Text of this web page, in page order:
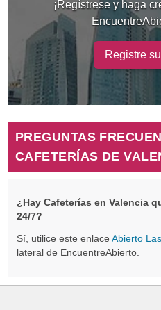
¡Regístrese y haga
Registre
PREGUNTAS
CAFETERÍAS DE
¿Hay Cafeterías en Valencia
24/7?
Sí, utilice este enlace Abierto
lateral de EncuentreAbierto.